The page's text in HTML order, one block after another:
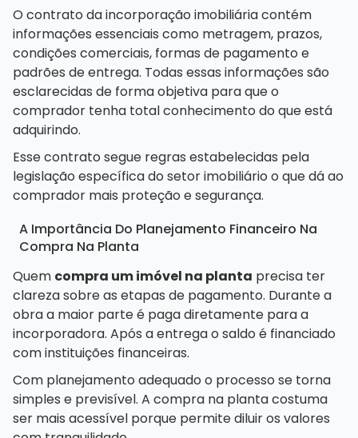
O contrato da incorporação imobiliária contém
informações essenciais como metragem, prazos,
condições comerciais, formas de pagamento e
padrões de entrega. Todas essas informações são
esclarecidas de forma objetiva para que o
comprador tenha total conhecimento do que está
adquirindo.
Esse contrato segue regras estabelecidas pela
legislação específica do setor imobiliário o que dá ao
comprador mais proteção e segurança.
A Importância Do Planejamento Financeiro Na
Compra Na Planta
Quem compra um imóvel na planta precisa ter
clareza sobre as etapas de pagamento. Durante a
obra a maior parte é paga diretamente para a
incorporadora. Após a entrega o saldo é financiado
com instituições financeiras.
Com planejamento adequado o processo se torna
simples e previsível. A compra na planta costuma
ser mais acessível porque permite diluir os valores